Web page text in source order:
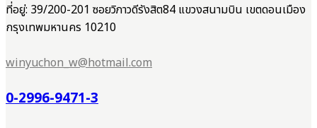
ที่อยู่: 39/200-201 ซอยวิภาวดีรังสิต84 แขวงสนามบิน เขตดอนเมือง
กรุงเทพมหานคร 10210
winyuchon_w@hotmail.com
0-2996-9471-3